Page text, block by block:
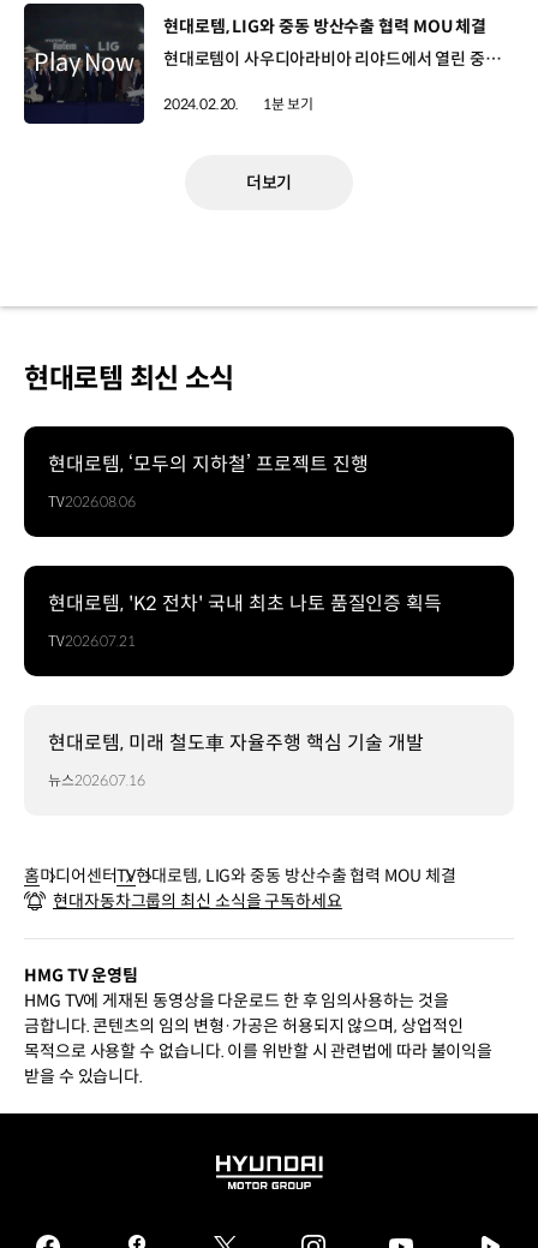
[동영상]
현대로템, LIG와 중동 방산수출 협력 MOU 체결
현대로템이 사우디아라비아 리야드에서 열린 중동 최대 규모의 방산전시회 ‘WDS 2024’에서 LIG넥스원과 ‘중동지역 방산수출 협력을 위한 협약’을 체결했습니다. 이번 협약은 최근 중동 지역에서 무기체계 현대화 사업에 대한 수요가 높아지면서 K-방산의 수출경쟁력 강화가 필요하다는 공감대를 기반으로 마련됐는데요. 현대로템과 LIG넥스원은 이번 협약을 통해 중동 수출 사업 진행 시 관련 자료와 정보를 공유하고 상호 지원하게 됩니다. 양사는 현대로템이 개발한 무인체계 플랫폼에 LIG넥스원의 유도무기체계와 대(對)드론 통합 방어체계를 탑재한 계열화 모델을 선보이며 넓은 플랫폼 확장성을 보여주고 있는데요. 앞으로 무인체계 외에도 다양한 협력 가능성을 열어두고 글로벌 시장 경쟁력을 강화해 나갈 예정입니다.
2024.02.20. 1분 보기
더보기
현대로템 최신 소식
현대로템, ‘모두의 지하철’ 프로젝트 진행
TV2026.08.06
현대로템, 'K2 전차' 국내 최초 나토 품질인증 획득
TV2026.07.21
현대로템, 미래 철도車 자율주행 핵심 기술 개발
뉴스2026.07.16
홈미디어센터TV현대로템, LIG와 중동 방산수출 협력 MOU 체결
현대자동차그룹의 최신 소식을 구독하세요
HMG TV 운영팀
HMG TV에 게재된 동영상을 다운로드 한 후 임의사용하는 것을
금합니다. 콘텐츠의 임의 변형·가공은 허용되지 않으며, 상업적인
목적으로 사용할 수 없습니다. 이를 위반할 시 관련법에 따라 불이익을
받을 수 있습니다.
HYUNDAI
GROUP